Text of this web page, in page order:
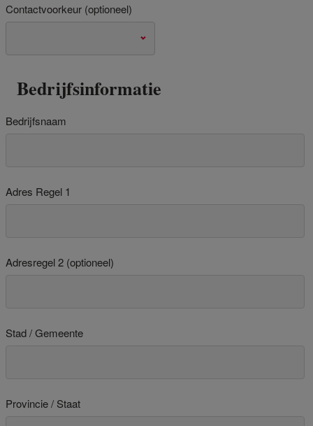
Contactvoorkeur (optioneel)
Bedrijfsinformatie
Bedrijfsnaam
Adres Regel 1
Adresregel 2 (optioneel)
Stad / Gemeente
Provincie / Staat